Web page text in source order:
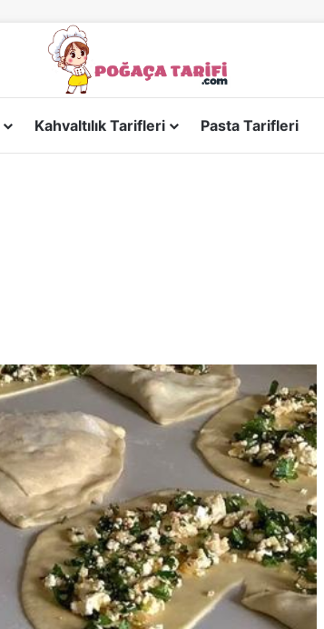
Kahvaltılık Tarifleri Pasta Tarifleri